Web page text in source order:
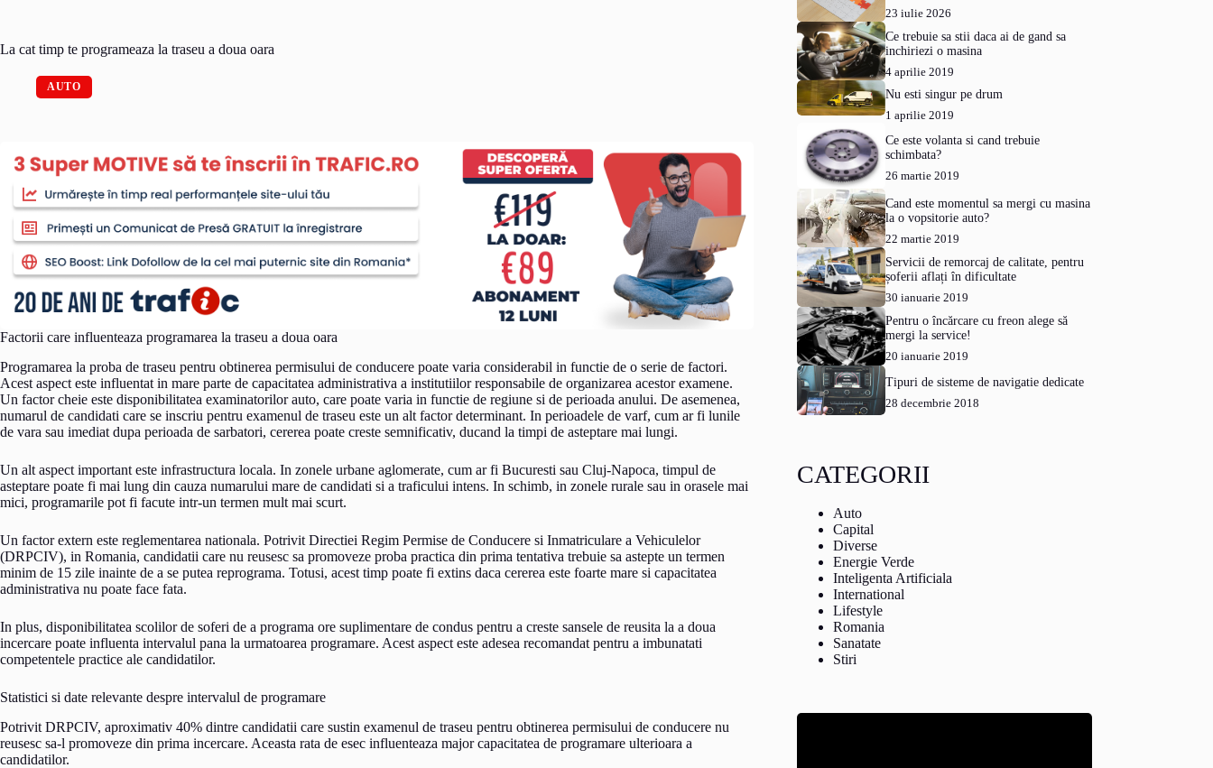
La cat timp te programeaza la traseu a doua oara
AUTO
Factorii care influenteaza programarea la traseu a doua oara
Programarea la proba de traseu pentru obtinerea permisului de conducere poate varia considerabil in functie de o serie de factori.
Acest aspect este influentat in mare parte de capacitatea administrativa a institutiilor responsabile de organizarea acestor examene.
Un factor cheie este disponibilitatea examinatorilor auto, care poate varia in functie de regiune si de perioada anului. De asemenea,
numarul de candidati care se inscriu pentru examenul de traseu este un alt factor determinant. In perioadele de varf, cum ar fi lunile
de vara sau imediat dupa perioada de sarbatori, cererea poate creste semnificativ, ducand la timpi de asteptare mai lungi.
Un alt aspect important este infrastructura locala. In zonele urbane aglomerate, cum ar fi Bucuresti sau Cluj-Napoca, timpul de
asteptare poate fi mai lung din cauza numarului mare de candidati si a traficului intens. In schimb, in zonele rurale sau in orasele mai
mici, programarile pot fi facute intr-un termen mult mai scurt.
Un factor extern este reglementarea nationala. Potrivit Directiei Regim Permise de Conducere si Inmatriculare a Vehiculelor
(DRPCIV), in Romania, candidatii care nu reusesc sa promoveze proba practica din prima tentativa trebuie sa astepte un termen
minim de 15 zile inainte de a se putea reprograma. Totusi, acest timp poate fi extins daca cererea este foarte mare si capacitatea
administrativa nu poate face fata.
In plus, disponibilitatea scolilor de soferi de a programa ore suplimentare de condus pentru a creste sansele de reusita la a doua
incercare poate influenta intervalul pana la urmatoarea programare. Acest aspect este adesea recomandat pentru a imbunatati
competentele practice ale candidatilor.
Statistici si date relevante despre intervalul de programare
Potrivit DRPCIV, aproximativ 40% dintre candidatii care sustin examenul de traseu pentru obtinerea permisului de conducere nu
reusesc sa-l promoveze din prima incercare. Aceasta rata de esec influenteaza major capacitatea de programare ulterioara a
candidatilor.
23 iulie 2026
Ce trebuie sa stii daca ai de gand sa
inchiriezi o masina
4 aprilie 2019
Nu esti singur pe drum
1 aprilie 2019
Ce este volanta si cand trebuie
schimbata?
26 martie 2019
Cand este momentul sa mergi cu masina
la o vopsitorie auto?
22 martie 2019
Servicii de remorcaj de calitate, pentru
șoferii aflați în dificultate
30 ianuarie 2019
Pentru o încărcare cu freon alege să
mergi la service!
20 ianuarie 2019
Tipuri de sisteme de navigatie dedicate
28 decembrie 2018
CATEGORII
Auto
Capital
Diverse
Energie Verde
Inteligenta Artificiala
International
Lifestyle
Romania
Sanatate
Stiri